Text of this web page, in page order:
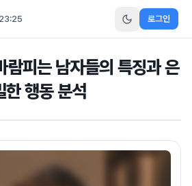
로그인
람피는 남자들의 특징과 은
한 행동 분석